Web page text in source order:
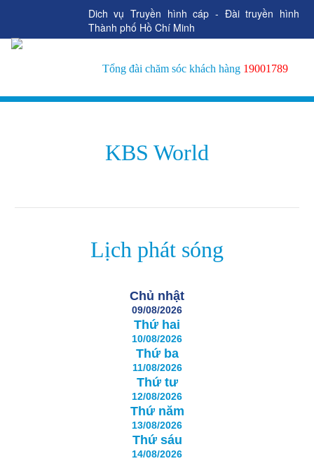
Dich vụ Truyền hình cáp - Đài truyền hình
Thành phố Hồ Chí Minh
Tổng đài chăm sóc khách hàng 19001789
KBS World
Lịch phát sóng
Chủ nhật
09/08/2026
Thứ hai
10/08/2026
Thứ ba
11/08/2026
Thứ tư
12/08/2026
Thứ năm
13/08/2026
Thứ sáu
14/08/2026